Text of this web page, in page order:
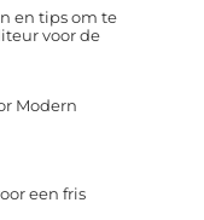
en tips om te
voor de
Modern
een fris